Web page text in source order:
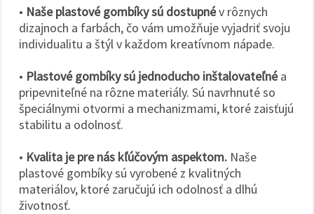
• Naše plastové gombíky sú dostupnév rôznych
dizajnoch a farbách, čo vám umožňuje vyjadriť svoju
individualitu a štýl v každom kreatívnom nápade.
• Plastové gombíky sú jednoducho inštalovateľnéa
pripevniteľné na rôzne materiály. Sú navrhnuté so
špeciálnymi otvormi a mechanizmami, ktoré zaisťujú
stabilitu a odolnosť.
• Kvalita je pre nás kľúčovým aspektom. Naše
plastové gombíky sú vyrobené z kvalitných
materiálov, ktoré zaručujú ich odolnosť a dlhú
životnosť.